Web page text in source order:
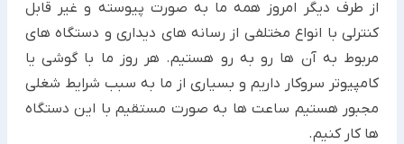
از طرف دیگر امروز همه ما به صورت پیوسته و غیر قابل
کنترلی با انواع مختلفی از رسانه های دیداری و دستگاه های
مربوط به آن ها رو به رو هستیم. هر روز ما با گوشی یا
کامپیوتر سروکار داریم و بسیاری از ما به سبب شرایط شغلی
مجبور هستیم ساعت ها به صورت مستقیم با این دستگاه
ها کار کنیم.